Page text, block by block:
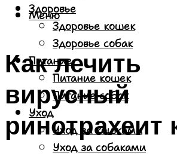
Здоровье
Здоровье кошек
Здоровье собак
Питание
Питание кошек
Питание собак
Уход
Уход за кошками
Уход за собаками
Меню
Как лечить
вирусный
ринотрахеит